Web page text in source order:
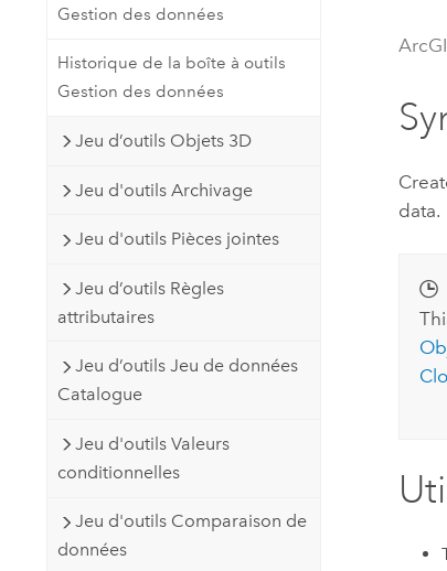
Créer des applications de
cartographie et d’analyse spatiale
Tous les secteurs
Gestion des données
Historique de la boîte à outils
Gestion des données
Jeu d’outils Objets 3D
Jeu d'outils Archivage
Jeu d'outils Pièces jointes
Jeu d’outils Règles
attributaires
Jeu d’outils Jeu de données
Catalogue
Jeu d'outils Valeurs
conditionnelles
Jeu d'outils Comparaison de
données
data.